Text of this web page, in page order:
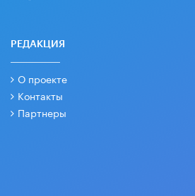
РЕДАКЦИЯ
О проекте
Контакты
Партнеры